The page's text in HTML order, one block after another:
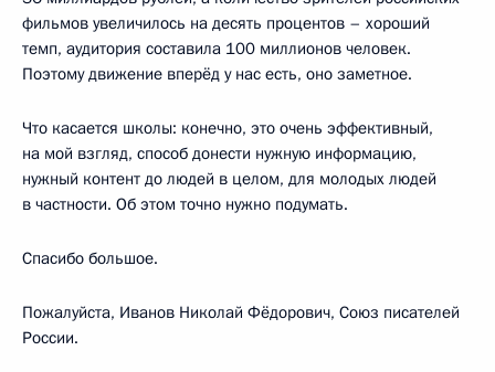
фильмов увеличилось на десять процентов – хороший
темп, аудитория составила 100 миллионов человек.
Поэтому движение вперёд у нас есть, оно заметное.
Что касается школы: конечно, это очень эффективный,
на мой взгляд, способ донести нужную информацию,
нужный контент до людей в целом, для молодых людей
в частности. Об этом точно нужно подумать.
Спасибо большое.
Пожалуйста, Иванов Николай Фёдорович, Союз писателей
России.